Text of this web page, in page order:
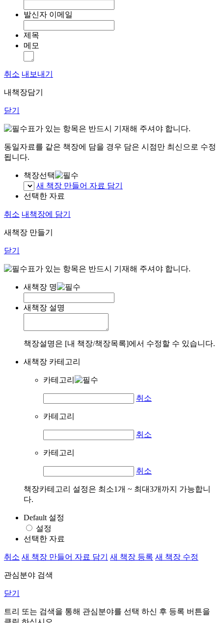
발신자 이메일
제목
메모
취소 내보내기
내책장담기
닫기
표가 있는 항목은 반드시 기재해 주셔야 합니다.
동일자료를 같은 책장에 담을 경우 담은 시점만 최신으로 수정
됩니다.
책장선택
새 책장 만들어 자료 담기
선택한 자료
취소 내책장에 담기
새책장 만들기
닫기
표가 있는 항목은 반드시 기재해 주셔야 합니다.
새책장 명
새책장 설명
책장설명은 [내 책장/책장목록]에서 수정할 수 있습니다.
새책장 카테고리
카테고리
취소
카테고리
취소
카테고리
취소
책장카테고리 설정은 최소1개 ~ 최대3개까지 가능합니
다.
Default 설정
설정
선택한 자료
취소 새 책장 만들어 자료 담기 새 책장 등록 새 책장 수정
관심분야 검색
닫기
트리 또는 검색을 통해 관심분야를 선택 하신 후 등록 버튼을